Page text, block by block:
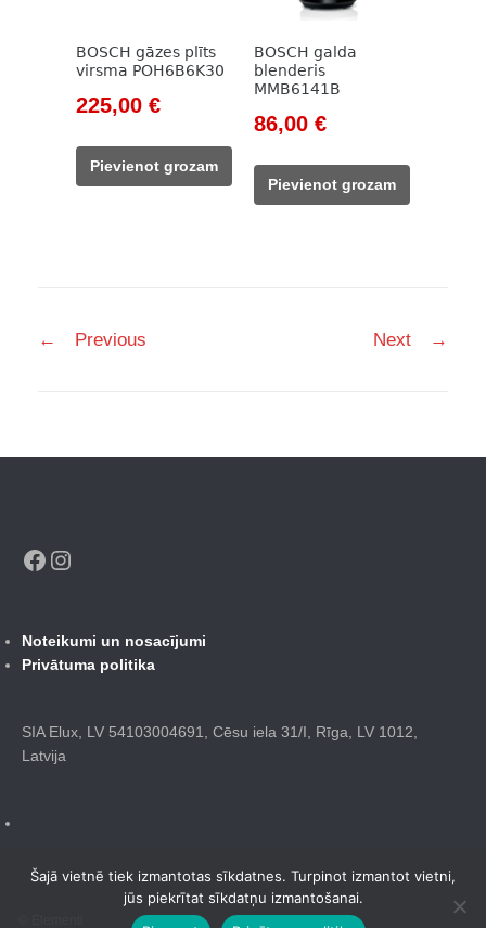
BOSCH gāzes plīts
virsma POH6B6K30
Original
was:
298,00 €.
225,00 €Current
225,00 €.
Pievienot grozam
BOSCH galda
blenderis
MMB6141B
Original
was:
115,00 €.
86,00 €Current
Pievienot grozam
navigation
← Previous Next →
Facebook
Noteikumi un nosacījumi
Privātuma politika
SIA Elux, LV 54103004691, Cēsu iela 31/I, Rīga, LV 1012,
Latvija
Šajā vietnē tiek izmantotas sīkdatnes. Turpinot izmantot vietni,
jūs piekrītat sīkdatņu izmantošanai.